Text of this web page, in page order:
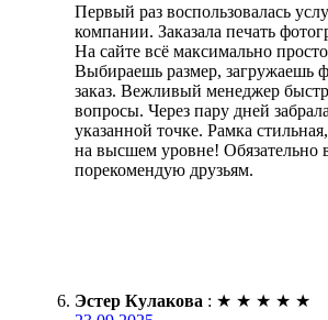
Первый раз воспользовалась
компании. Заказала печать
На сайте всё максимально
Выбираешь размер, загружаешь
заказ. Вежливый менеджер
вопросы. Через пару дней
указанной точке. Рамка
на высшем уровне! Обязательно
порекомендую друзьям.
Эстер Кулакова : ★ ★ ★ ★ ★